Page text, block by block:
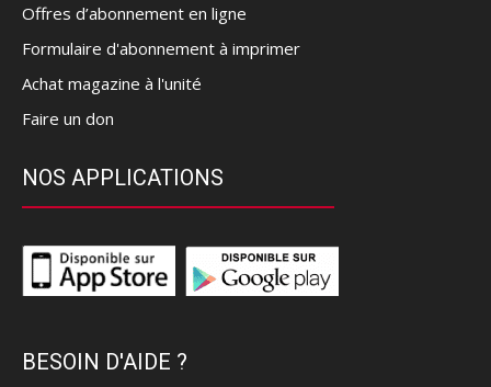
Offres d’abonnement en ligne
Formulaire d'abonnement à imprimer
Achat magazine à l'unité
Faire un don
NOS APPLICATIONS
BESOIN D'AIDE ?